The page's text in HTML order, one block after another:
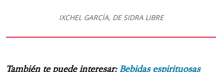
IXCHEL GARCÍA, DE SIDRA LIBRE
También te puede interesar:Bebidas espirituosas